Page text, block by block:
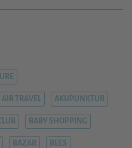
AIR TRAVEL AKUPUNKTUR
BABY SHOPPING
BAZAR BEES